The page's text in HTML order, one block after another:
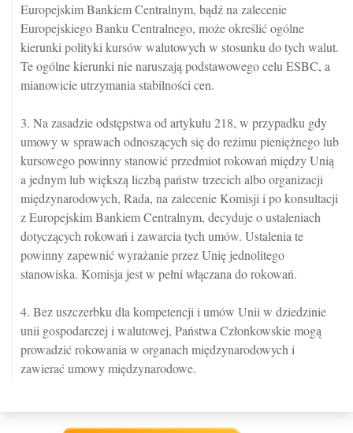
Europejskim Bankiem Centralnym, bądź na zalecenie
Europejskiego Banku Centralnego, może określić ogólne
kierunki polityki kursów walutowych w stosunku do tych walut.
Te ogólne kierunki nie naruszają podstawowego celu ESBC, a
mianowicie utrzymania stabilności cen.
3. Na zasadzie odstępstwa od artykułu 218, w przypadku gdy
umowy w sprawach odnoszących się do reżimu pieniężnego lub
kursowego powinny stanowić przedmiot rokowań między Unią
a jednym lub większą liczbą państw trzecich albo organizacji
międzynarodowych, Rada, na zalecenie Komisji i po konsultacji
z Europejskim Bankiem Centralnym, decyduje o ustaleniach
dotyczących rokowań i zawarcia tych umów. Ustalenia te
powinny zapewnić wyrażanie przez Unię jednolitego
stanowiska. Komisja jest w pełni włączana do rokowań.
4. Bez uszczerbku dla kompetencji i umów Unii w dziedzinie
unii gospodarczej i walutowej, Państwa Członkowskie mogą
prowadzić rokowania w organach międzynarodowych i
zawierać umowy międzynarodowe.